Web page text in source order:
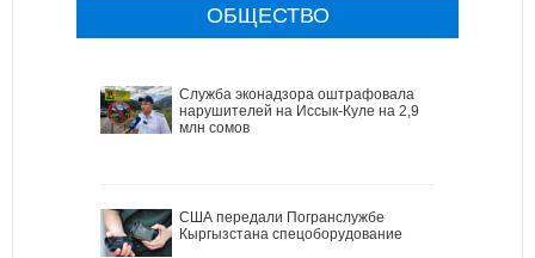
ОБЩЕСТВО
Служба эконадзора оштрафовала
нарушителей на Иссык-Куле на 2,9
млн сомов
США передали Погранслужбе
Кыргызстана спецоборудование